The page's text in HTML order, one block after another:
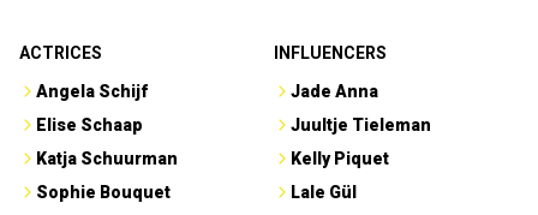
ACTRICES
Angela Schijf
Elise Schaap
Katja Schuurman
Sophie Bouquet
INFLUENCERS
Jade Anna
Juultje Tieleman
Kelly Piquet
Lale Gül